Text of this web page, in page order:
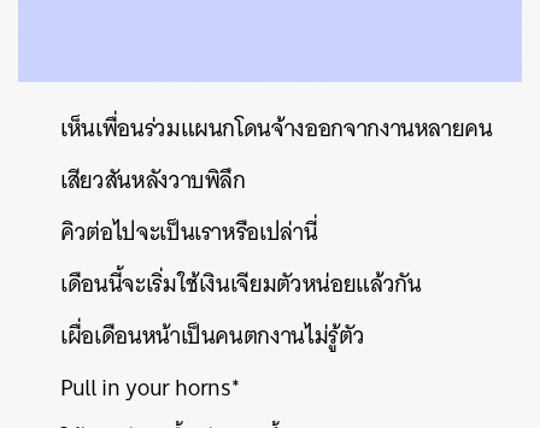
เห็นเพื่อนร่วมแผนกโดนจ้างออกจากงานหลายคน
เสียวสันหลังวาบพิลึก
คิวต่อไปจะเป็นเราหรือเปล่านี่
เดือนนี้จะเริ่มใช้เงินเจียมตัวหน่อยแล้วกัน
เผื่อเดือนหน้าเป็นคนตกงานไม่รู้ตัว
Pull in your horns*